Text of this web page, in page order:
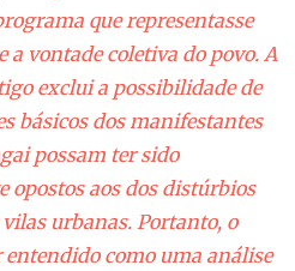
que representasse
a vontade coletiva do povo. A
exclui a possibilidade de
básicos dos manifestantes
possam ter sido
opostos aos dos distúrbios
urbanas. Portanto, o
como uma análise